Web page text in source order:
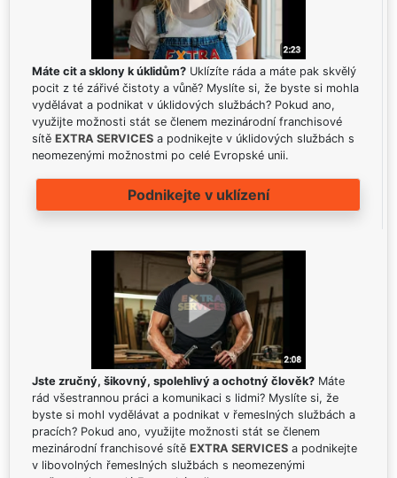
Máte cit a sklony k úklidům? Uklízíte ráda a máte pak skvělý
pocit z té zářivé čistoty a vůně? Myslíte si, že byste si mohla
vydělávat a podnikat v úklidových službách? Pokud ano,
využijte možnosti stát se členem mezinárodní franchisové
sítě EXTRA SERVICES a podnikejte v úklidových službách s
neomezenými možnostmi po celé Evropské unii.
Podnikejte v uklízení
Jste zručný, šikovný, spolehlivý a ochotný člověk? Máte
rád všestrannou práci a komunikaci s lidmi? Myslíte si, že
byste si mohl vydělávat a podnikat v řemeslných službách a
pracích? Pokud ano, využijte možnosti stát se členem
mezinárodní franchisové sítě EXTRA SERVICES a podnikejte
v libovolných řemeslných službách s neomezenými